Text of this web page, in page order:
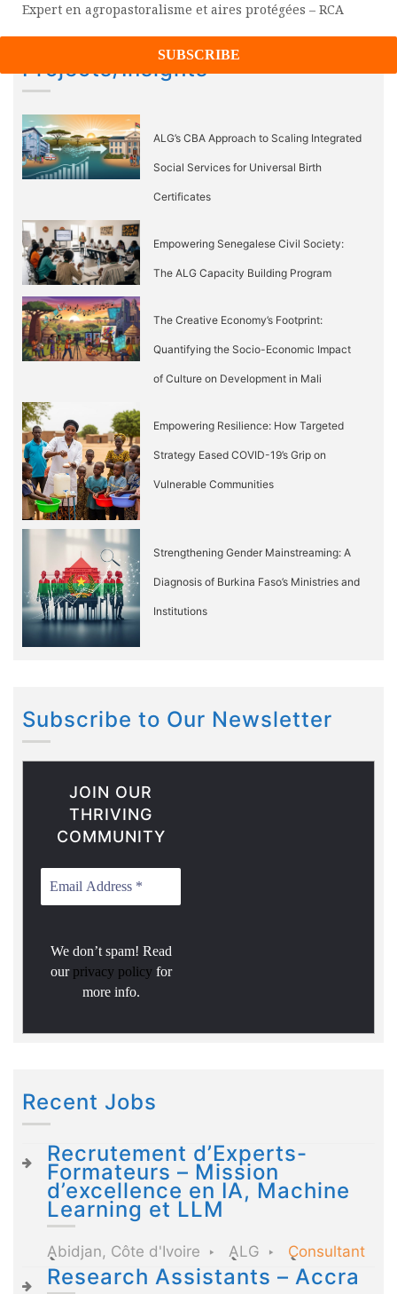
Expert en agropastoralisme et aires protégées – RCA
Projects/Insights
ALG’s CBA Approach to Scaling Integrated
Social Services for Universal Birth
Certificates
Empowering Senegalese Civil Society:
The ALG Capacity Building Program
The Creative Economy’s Footprint:
Quantifying the Socio-Economic Impact
of Culture on Development in Mali
Empowering Resilience: How Targeted
Strategy Eased COVID-19’s Grip on
Vulnerable Communities
Strengthening Gender Mainstreaming: A
Diagnosis of Burkina Faso’s Ministries and
Institutions
Subscribe to Our Newsletter
JOIN OUR
THRIVING
COMMUNITY
We don’t spam! Read
our privacy policy for
more info.
Recent Jobs
Recrutement d’Experts-
Formateurs – Mission
d’excellence en IA, Machine
Learning et LLM
Abidjan, Côte d'Ivoire ALG Consultant
Research Assistants – Accra